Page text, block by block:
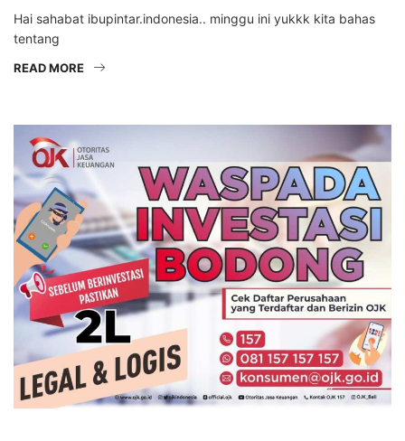
Hai sahabat ibupintar.indonesia.. minggu ini yukkk kita bahas
tentang
READ MORE